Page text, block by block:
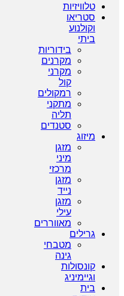
טלוויזיות
סטריאו
וקולנוע
ביתי
בידוריות
מקרנים
מקרני
קול
רמקולים
מתקני
תליה
סטנדים
מיזוג
מזגן
מיני
מרכזי
מזגן
נייד
מזגן
עילי
מאווררים
גרילים
מטבחי
גינה
קונסולות
וגיימיניג
בית